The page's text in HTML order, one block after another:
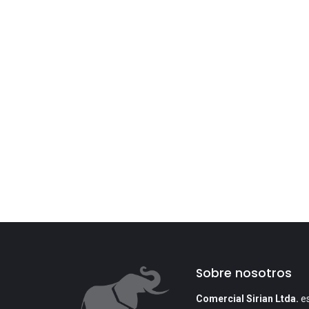
Sobre nosotros
Comercial Sirian Ltda.